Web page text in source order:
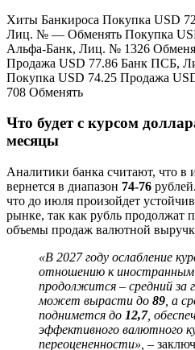
Хиты Банкироса Покупка USD
Лиц. № — Обменять Покупка
Альфа-Банк, Лиц. № 1326
Продажа USD 77.86 Банк ПСБ,
Покупка USD 74.25 Продажа
708 Обменять
Что будет с курсом
месяцы
Аналитики банка считают, что в
вернется в диапазон 74-76
что до июля произойдет
рынке, так как рубль продолжат
объемы продаж валютной
«В 2027 году ослабление
отношению к
продолжится – средний за
может вырасти до 89 , а
поднимется до 12,7,
эффективного валютного
переоцененности», –